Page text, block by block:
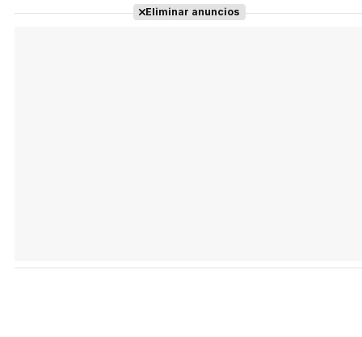
Tráiler en español de 'La isla olvidada'
Eliminar anuncios